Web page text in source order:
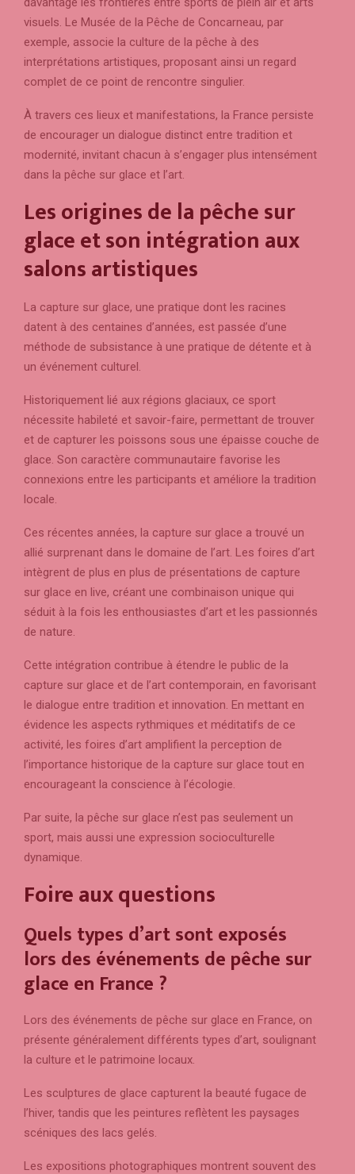
visuels. Le Musée de la Pêche de Concarneau, par
exemple, associe la culture de la pêche à des
interprétations artistiques, proposant ainsi un regard
complet de ce point de rencontre singulier.
À travers ces lieux et manifestations, la France persiste
de encourager un dialogue distinct entre tradition et
modernité, invitant chacun à s’engager plus intensément
dans la pêche sur glace et l’art.
Les origines de la pêche sur
glace et son intégration aux
salons artistiques
La capture sur glace, une pratique dont les racines
datent à des centaines d’années, est passée d’une
méthode de subsistance à une pratique de détente et à
un événement culturel.
Historiquement lié aux régions glaciaux, ce sport
nécessite habileté et savoir-faire, permettant de trouver
et de capturer les poissons sous une épaisse couche de
glace. Son caractère communautaire favorise les
connexions entre les participants et améliore la tradition
locale.
Ces récentes années, la capture sur glace a trouvé un
allié surprenant dans le domaine de l’art. Les foires d’art
intègrent de plus en plus de présentations de capture
sur glace en live, créant une combinaison unique qui
séduit à la fois les enthousiastes d’art et les passionnés
de nature.
Cette intégration contribue à étendre le public de la
capture sur glace et de l’art contemporain, en favorisant
le dialogue entre tradition et innovation. En mettant en
évidence les aspects rythmiques et méditatifs de ce
activité, les foires d’art amplifient la perception de
l’importance historique de la capture sur glace tout en
encourageant la conscience à l’écologie.
Par suite, la pêche sur glace n’est pas seulement un
sport, mais aussi une expression socioculturelle
dynamique.
Foire aux questions
Quels types d’art sont exposés
lors des événements de pêche sur
glace en France ?
Lors des événements de pêche sur glace en France, on
présente généralement différents types d’art, soulignant
la culture et le patrimoine locaux.
Les sculptures de glace capturent la beauté fugace de
l’hiver, tandis que les peintures reflètent les paysages
scéniques des lacs gelés.
Les expositions photographiques montrent souvent des